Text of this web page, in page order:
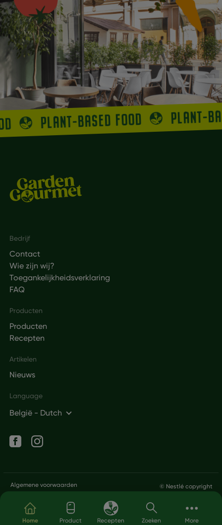
Overslaan en naar de inhoud gaan
Home Product Recepten Zoeken More
PLANT-BASED FOOD PLANT-
Footer
Bedrijf
Contact
Wie zijn wij?
Toegankelijkheidsverklaring
FAQ
Producten
Producten
Recepten
Artikelen
Nieuws
Language
België - Dutch
Legal
Algemene voorwaarden
© Nestlé copyright